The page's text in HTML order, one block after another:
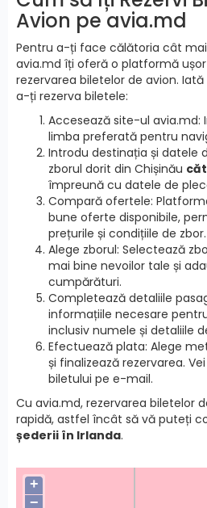
Avion pe avia.md
Pentru a-ți face călătoria cât
avia.md îți oferă o platformă
rezervarea biletelor de avion.
a-ți rezerva biletele:
Accesează site-ul avia.md:
limba preferată pentru
Introdu destinația și datele
zborul dorit din Chișinău
împreună cu datele de
Compară ofertele:
bune oferte disponibile,
prețurile și condițiile de zbor.
Alege zborul: Selectează
mai bine nevoilor tale și
cumpărături.
Completează detaliile
informațiile necesare
inclusiv numele și detaliile
Efectuează plata: Alege
și finalizează rezervarea.
biletului pe e-mail.
Cu avia.md, rezervarea biletelor
rapidă, astfel încât să vă puteți
șederii în Irlanda.
+
−